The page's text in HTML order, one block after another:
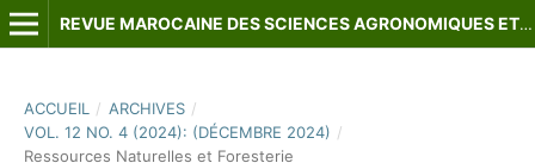
REVUE MAROCAINE DES SCIENCES AGRONOMIQUES ET VÉTÉRINAIRES
ACCUEIL / ARCHIVES /
VOL. 12 NO. 4 (2024): (DÉCEMBRE 2024) /
Ressources Naturelles et Foresterie